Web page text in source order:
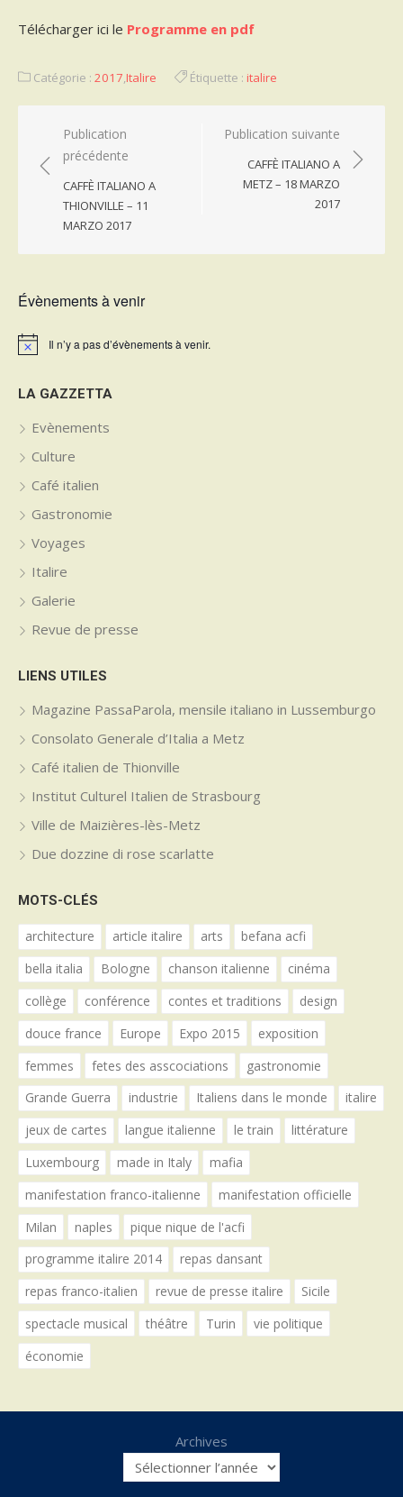
Télécharger ici le Programme en pdf
Catégorie : 2017,Italire Étiquette : italire
Navigation
de
l’article
Publication
précédente
CAFFÈ ITALIANO A
THIONVILLE – 11
MARZO 2017
Publication suivante
CAFFÈ ITALIANO A
METZ – 18 MARZO
2017
Évènements à venir
Notice Il n’y a pas d’évènements à venir.
LA GAZZETTA
Evènements
Culture
Café italien
Gastronomie
Voyages
Italire
Galerie
Revue de presse
LIENS UTILES
Magazine PassaParola, mensile italiano in Lussemburgo
Consolato Generale d’Italia a Metz
Café italien de Thionville
Institut Culturel Italien de Strasbourg
Ville de Maizières-lès-Metz
Due dozzine di rose scarlatte
MOTS-CLÉS
architecture article italire arts
befana acfi
bella italia
Bologne chanson italienne
cinéma
collège
conférence contes et traditions
design
douce france
Europe Expo 2015
exposition
femmes
fetes des asscociations
gastronomie
Grande Guerra
industrie Italiens dans le monde
italire
jeux de cartes
langue italienne le train
littérature
Luxembourg
made in Italy
mafia
manifestation franco-italienne
manifestation officielle
Milan
naples
pique nique de l'acfi
programme italire 2014
repas dansant
repas franco-italien
revue de presse italire
Sicile
spectacle musical
théâtre Turin
vie politique
économie
Archives